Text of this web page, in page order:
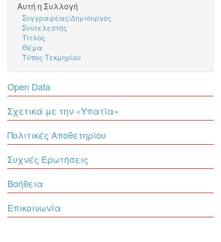
Αυτή η Συλλογή
Συγγραφέας/Δημιουργός
Συντελεστής
Τίτλος
Θέμα
Τύπος Τεκμηρίου
Open Data
Σχετικά με την «Υπατία»
Πολιτικές Αποθετηρίου
Συχνές Ερωτήσεις
Βοήθεια
Επικοινωνία